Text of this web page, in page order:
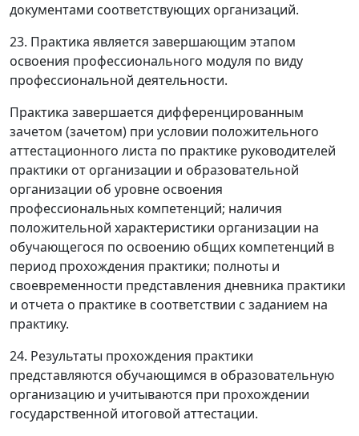
документами соответствующих организаций.
23. Практика является завершающим этапом
освоения профессионального модуля по виду
профессиональной деятельности.
Практика завершается дифференцированным
зачетом (зачетом) при условии положительного
аттестационного листа по практике руководителей
практики от организации и образовательной
организации об уровне освоения
профессиональных компетенций; наличия
положительной характеристики организации на
обучающегося по освоению общих компетенций в
период прохождения практики; полноты и
своевременности представления дневника практики
и отчета о практике в соответствии с заданием на
практику.
24. Результаты прохождения практики
представляются обучающимся в образовательную
организацию и учитываются при прохождении
государственной итоговой аттестации.